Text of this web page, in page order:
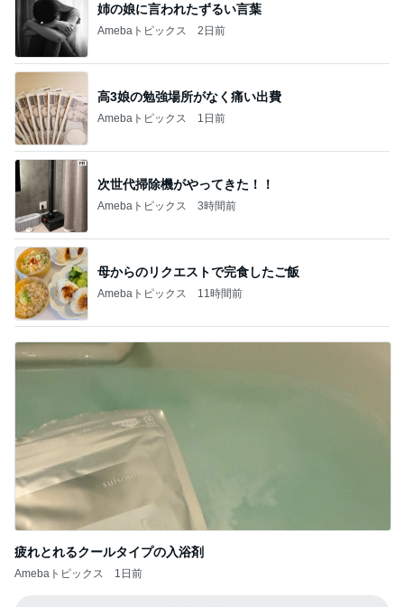
姉の娘に言われたずるい言葉
Amebaトピックス 2日前
高3娘の勉強場所がなく痛い出費
Amebaトピックス 1日前
次世代掃除機がやってきた！！
Amebaトピックス 3時間前
母からのリクエストで完食したご飯
Amebaトピックス 11時間前
疲れとれるクールタイプの入浴剤
Amebaトピックス 1日前